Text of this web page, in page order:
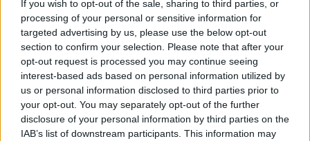
If you wish to opt-out of the sale, sharing to third parties, or
processing of your personal or sensitive information for
targeted advertising by us, please use the below opt-out
section to confirm your selection. Please note that after your
opt-out request is processed you may continue seeing
interest-based ads based on personal information utilized by
us or personal information disclosed to third parties prior to
your opt-out. You may separately opt-out of the further
disclosure of your personal information by third parties on the
IAB’s list of downstream participants. This information may